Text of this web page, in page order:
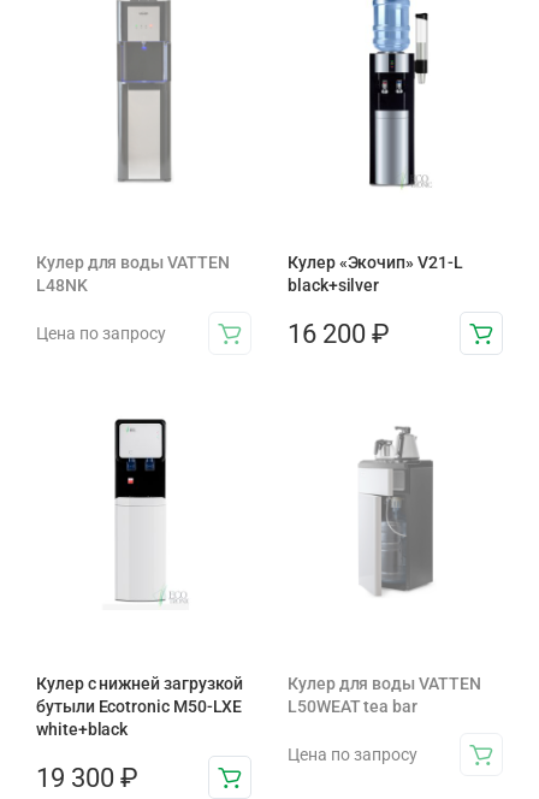
Кулер для воды VATTEN
L48NK
Цена по запросу
Кулер «Экочип» V21-L
black+silver
16 200 ₽
Кулер с нижней загрузкой
бутыли Ecotronic M50-LXE
white+black
19 300 ₽
Кулер для воды VATTEN
L50WEAT tea bar
Цена по запросу